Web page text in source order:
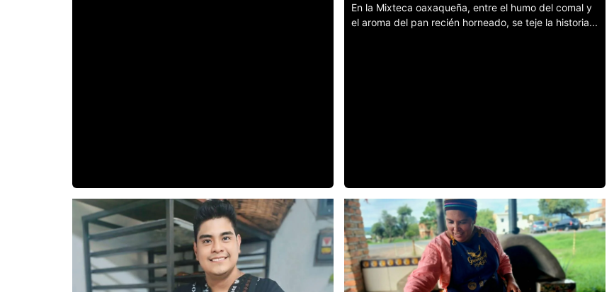
En la Mixteca oaxaqueña, entre el humo del comal y
el aroma del pan recién horneado, se teje la historia...